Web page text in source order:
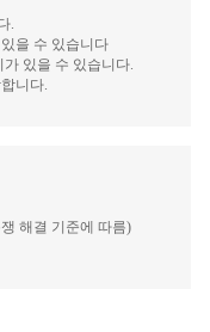
.
을 수 있습니다
있을 수 있습니다.
니다.
해결 기준에 따름)